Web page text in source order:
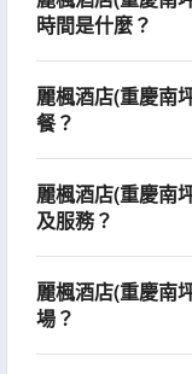
時間是什麼？
麗楓酒店(重慶南
餐？
麗楓酒店(重慶南
及服務？
麗楓酒店(重慶南
場？